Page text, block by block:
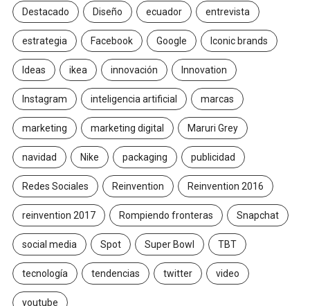
Destacado Diseño ecuador entrevista
estrategia Facebook Google Iconic brands
Ideas ikea innovación Innovation
Instagram inteligencia artificial marcas
marketing marketing digital Maruri Grey
navidad Nike packaging publicidad
Redes Sociales Reinvention Reinvention 2016
reinvention 2017 Rompiendo fronteras Snapchat
social media Spot Super Bowl TBT
tecnología tendencias twitter video
youtube